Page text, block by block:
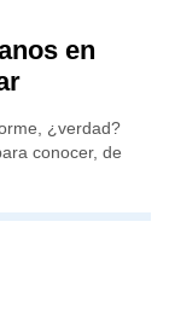
en
¿verdad?
conocer, de